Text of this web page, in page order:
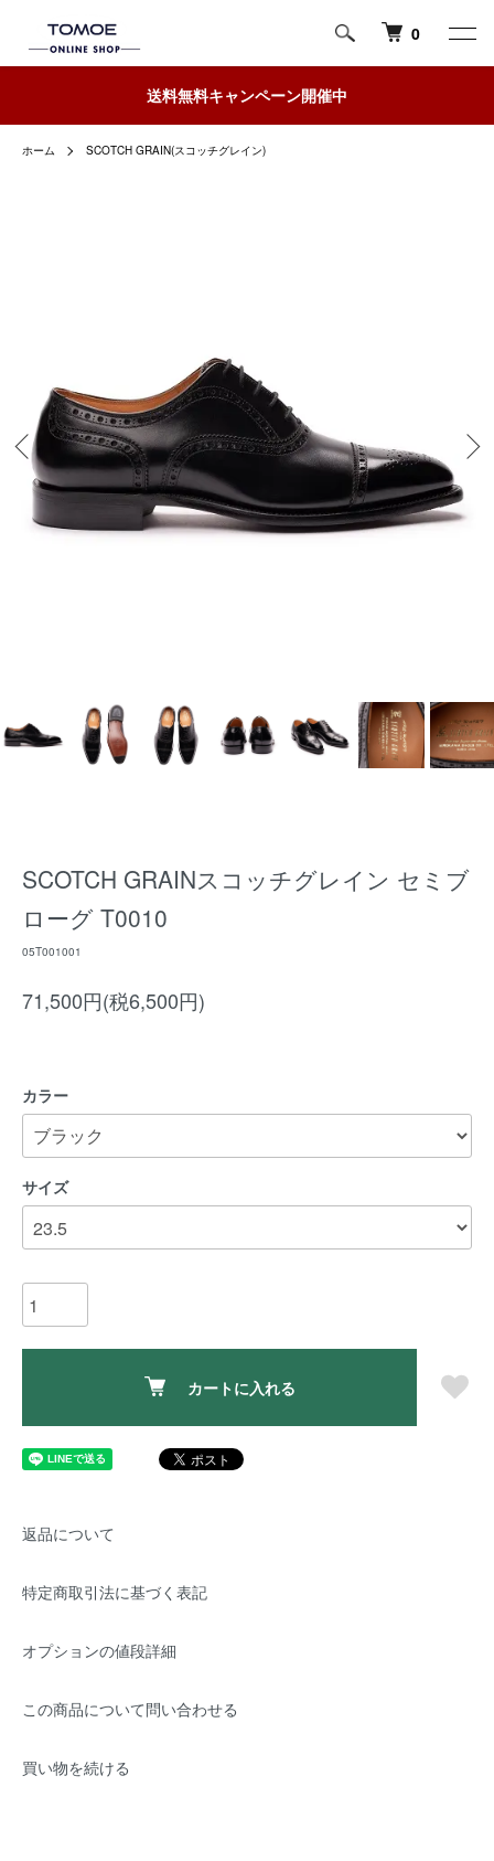
0
送料無料キャンペーン開催中
ホーム SCOTCH GRAIN(スコッチグレイン)
SCOTCH GRAINスコッチグレイン セミブ
ローグ T0010
05T001001
71,500円(税6,500円)
カラー
サイズ
カートに入れる
返品について
特定商取引法に基づく表記
オプションの値段詳細
この商品について問い合わせる
買い物を続ける